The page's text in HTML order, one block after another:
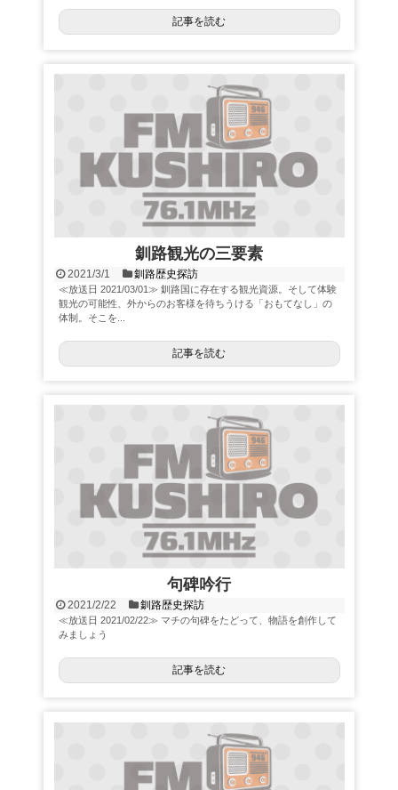
記事を読む
釧路観光の三要素
2021/3/1 釧路歴史探訪
≪放送日 2021/03/01≫ 釧路国に存在する観光資源。そして体験
観光の可能性、外からのお客様を待ちうける「おもてなし」の
体制。そこを...
記事を読む
句碑吟行
2021/2/22 釧路歴史探訪
≪放送日 2021/02/22≫ マチの句碑をたどって、物語を創作して
みましょう
記事を読む